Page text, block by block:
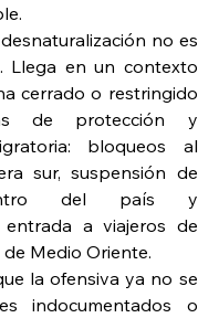
no es
Llega en un contexto
cerrado o restringido
de protección y
bloqueos al
sur, suspensión de
del país y
a viajeros de
Medio Oriente.
la ofensiva ya no se
indocumentados o